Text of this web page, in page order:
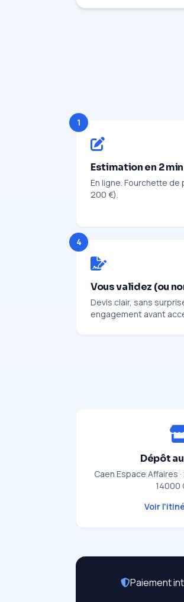
1
Estimation en 2 min
En ligne. Fourchette
200 €).
4
Vous validez (ou
Devis clair, sans
engagement avant
Dépôt
Caen Espace Affaires
14000
Voir
Paiement